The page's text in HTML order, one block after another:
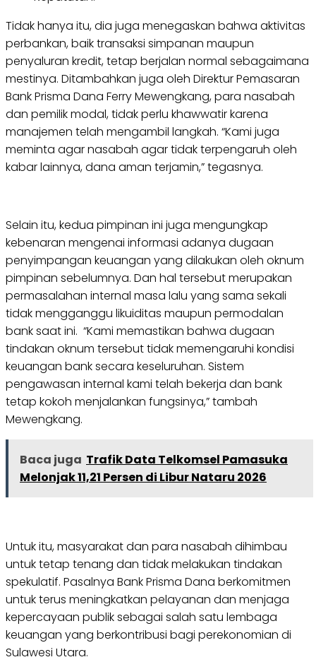
Tidak hanya itu, dia juga menegaskan bahwa aktivitas
perbankan, baik transaksi simpanan maupun
penyaluran kredit, tetap berjalan normal sebagaimana
mestinya. Ditambahkan juga oleh Direktur Pemasaran
Bank Prisma Dana Ferry Mewengkang, para nasabah
dan pemilik modal, tidak perlu khawwatir karena
manajemen telah mengambil langkah. “Kami juga
meminta agar nasabah agar tidak terpengaruh oleh
kabar lainnya, dana aman terjamin,” tegasnya.
Selain itu, kedua pimpinan ini juga mengungkap
kebenaran mengenai informasi adanya dugaan
penyimpangan keuangan yang dilakukan oleh oknum
pimpinan sebelumnya. Dan hal tersebut merupakan
permasalahan internal masa lalu yang sama sekali
tidak mengganggu likuiditas maupun permodalan
bank saat ini. “Kami memastikan bahwa dugaan
tindakan oknum tersebut tidak memengaruhi kondisi
keuangan bank secara keseluruhan. Sistem
pengawasan internal kami telah bekerja dan bank
tetap kokoh menjalankan fungsinya,” tambah
Mewengkang.
Baca juga Trafik Data Telkomsel Pamasuka
Melonjak 11,21 Persen di Libur Nataru 2026
Untuk itu, masyarakat dan para nasabah dihimbau
untuk tetap tenang dan tidak melakukan tindakan
spekulatif. Pasalnya Bank Prisma Dana berkomitmen
untuk terus meningkatkan pelayanan dan menjaga
kepercayaan publik sebagai salah satu lembaga
keuangan yang berkontribusi bagi perekonomian di
Sulawesi Utara.